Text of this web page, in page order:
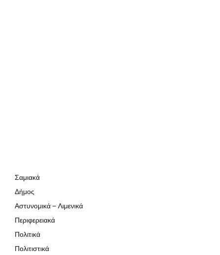
Σαμιακά
Δήμος
Αστυνομικά – Λιμενικά
Περιφερειακά
Πολιτικά
Πολιτιστικά